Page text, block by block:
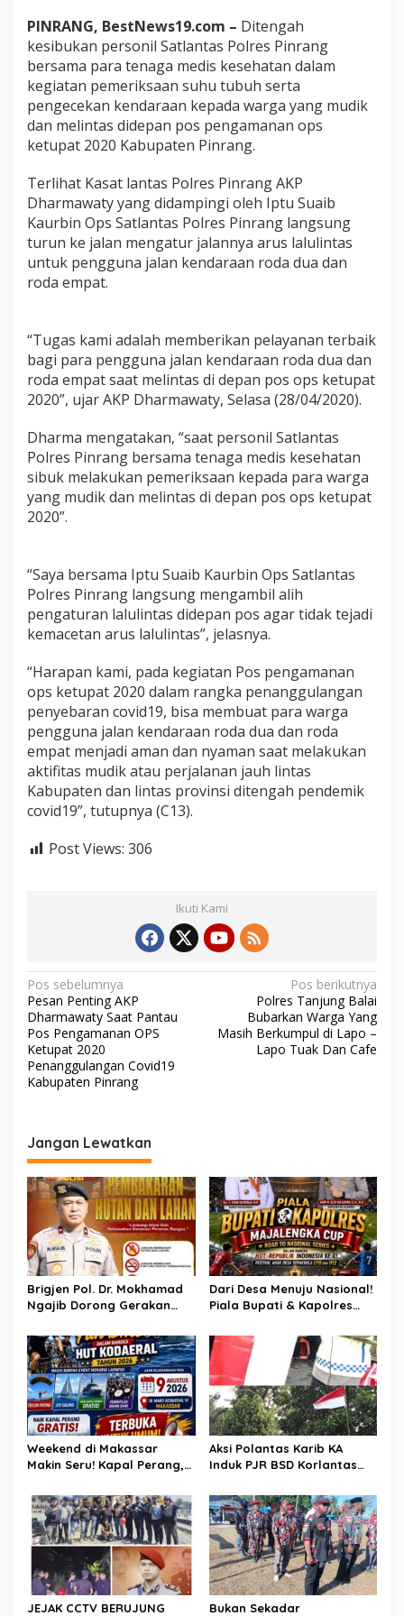
n
t
a
s
P
o
l
r
e
P
i
n
a
n
e
r
j
u
n
n
g
s
u
n
g
a
t
u
L
a
l
u
i
n
t
s
a
m
e
k
s
a
n
d
i
s
O
p
s
K
e
t
u
p
a
t
0
2
0
PINRANG, BestNews19.com – Ditengah
kesibukan personil Satlantas Polres Pinrang
bersama para tenaga medis kesehatan dalam
kegiatan pemeriksaan suhu tubuh serta
pengecekan kendaraan kepada warga yang mudik
dan melintas didepan pos pengamanan ops
ketupat 2020 Kabupaten Pinrang.
Terlihat Kasat lantas Polres Pinrang AKP
Dharmawaty yang didampingi oleh Iptu Suaib
Kaurbin Ops Satlantas Polres Pinrang langsung
turun ke jalan mengatur jalannya arus lalulintas
untuk pengguna jalan kendaraan roda dua dan
roda empat.
“Tugas kami adalah memberikan pelayanan terbaik
bagi para pengguna jalan kendaraan roda dua dan
roda empat saat melintas di depan pos ops ketupat
2020”, ujar AKP Dharmawaty, Selasa (28/04/2020).
Dharma mengatakan, “saat personil Satlantas
Polres Pinrang bersama tenaga medis kesehatan
sibuk melakukan pemeriksaan kepada para warga
yang mudik dan melintas di depan pos ops ketupat
2020”.
“Saya bersama Iptu Suaib Kaurbin Ops Satlantas
Polres Pinrang langsung mengambil alih
pengaturan lalulintas didepan pos agar tidak tejadi
kemacetan arus lalulintas”, jelasnya.
“Harapan kami, pada kegiatan Pos pengamanan
ops ketupat 2020 dalam rangka penanggulangan
penyebaran covid19, bisa membuat para warga
pengguna jalan kendaraan roda dua dan roda
empat menjadi aman dan nyaman saat melakukan
aktifitas mudik atau perjalanan jauh lintas
Kabupaten dan lintas provinsi ditengah pendemik
covid19”, tutupnya (C13).
Post Views: 306
Ikuti Kami
N
a
v
i
g
s
i
p
s
Pos sebelumnya
Pesan Penting AKP
Dharmawaty Saat Pantau
Pos Pengamanan OPS
Ketupat 2020
Penanggulangan Covid19
Kabupaten Pinrang
Pos berikutnya
Polres Tanjung Balai
Bubarkan Warga Yang
Masih Berkumpul di Lapo –
Lapo Tuak Dan Cafe
Jangan Lewatkan
Brigjen Pol. Dr. Mokhamad
Ngajib Dorong Gerakan
Hutan, Jaga Kehidupan
Dari Desa Menuju Nasional!
Piala Bupati & Kapolres
Bibit-Bibit Juara
Weekend di Makassar
Makin Seru! Kapal Perang,
Menanti di Kodaeral VI
Aksi Polantas Karib KA
Induk PJR BSD Korlantas
Darmawati.SE.MM.MH
bersama Personilnya
Membagikan Bendera
Merah Putih Berserta
Tiangnya
JEJAK CCTV BERUJUNG
Bukan Sekadar